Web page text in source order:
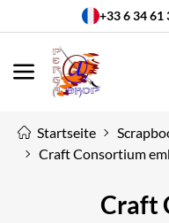
+33 6 34 61
MENÜ
Startseite
Craft Consortium
Craft